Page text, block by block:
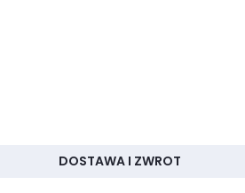
DOSTAWA I ZWROT